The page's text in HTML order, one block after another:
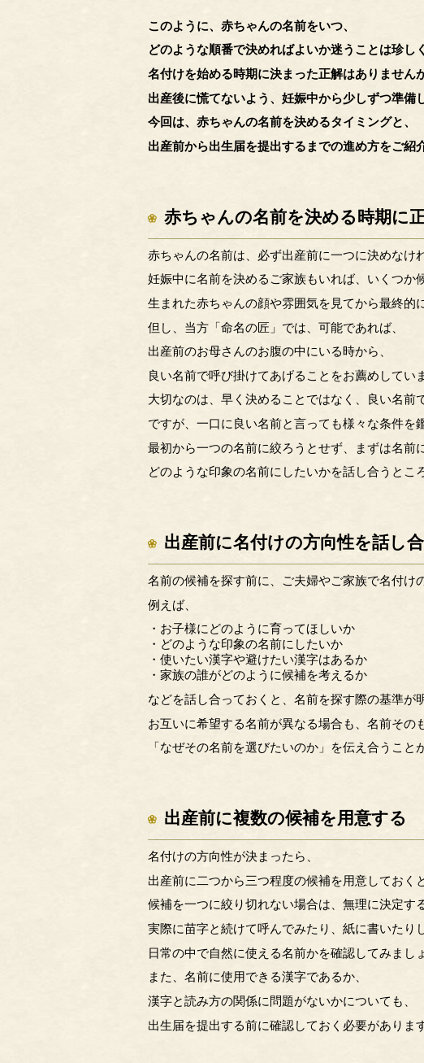
このように、赤ちゃんの名前をいつ、
どのような順番で決めればよいか迷うことは珍し
名付けを始める時期に決まった正解はありませんが
出産後に慌てないよう、妊娠中から少しずつ準備
今回は、赤ちゃんの名前を決めるタイミングと、
出産前から出生届を提出するまでの進め方をご紹
赤ちゃんの名前を決める時期に
赤ちゃんの名前は、必ず出産前に一つに決めなけ
妊娠中に名前を決めるご家族もいれば、いくつか
生まれた赤ちゃんの顔や雰囲気を見てから最終的
但し、当方「命名の匠」では、可能であれば、
出産前のお母さんのお腹の中にいる時から、
良い名前で呼び掛けてあげることをお薦めしてい
大切なのは、早く決めることではなく、良い名前
ですが、一口に良い名前と言っても様々な条件を
最初から一つの名前に絞ろうとせず、まずは名前
どのような印象の名前にしたいかを話し合うとこ
出産前に名付けの方向性を話し
名前の候補を探す前に、ご夫婦やご家族で名付け
例えば、
・お子様にどのように育ってほしいか
・どのような印象の名前にしたいか
・使いたい漢字や避けたい漢字はあるか
・家族の誰がどのように候補を考えるか
などを話し合っておくと、名前を探す際の基準が
お互いに希望する名前が異なる場合も、名前その
「なぜその名前を選びたいのか」を伝え合うこと
出産前に複数の候補を用意する
名付けの方向性が決まったら、
出産前に二つから三つ程度の候補を用意しておく
候補を一つに絞り切れない場合は、無理に決定す
実際に苗字と続けて呼んでみたり、紙に書いたり
日常の中で自然に使える名前かを確認してみまし
また、名前に使用できる漢字であるか、
漢字と読み方の関係に問題がないかについても、
出生届を提出する前に確認しておく必要があります